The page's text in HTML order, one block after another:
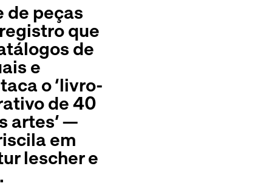
de peças
que
de
e
o ‘livro-
de 40
artes’ —
em
lescher e